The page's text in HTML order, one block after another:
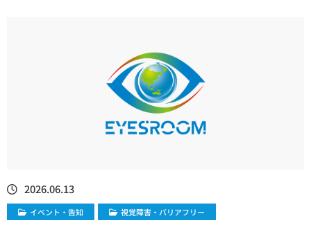
2026.06.13
イベント・告知 視覚障害・バリアフリー